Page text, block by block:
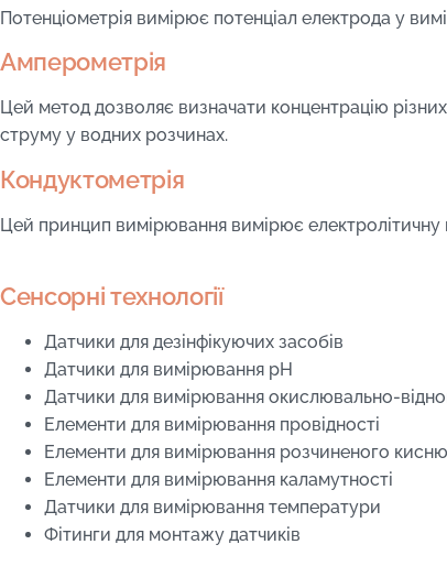
Потенціометрія вимірює потенціал електрода у
Амперометрія
Цей метод дозволяє визначати концентрацію
струму у водних розчинах.
Кондуктометрія
Цей принцип вимірювання вимірює електролітичну
Сенсорні технології
Датчики для дезінфікуючих засобів
Датчики для вимірювання рН
Датчики для вимірювання окислювально-
Елементи для вимірювання провідності
Елементи для вимірювання розчиненого кисню
Елементи для вимірювання каламутності
Датчики для вимірювання температури
Фітинги для монтажу датчиків